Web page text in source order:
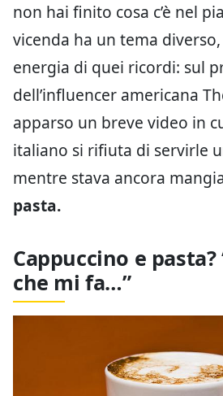
non hai finito cosa c’è nel
vicenda ha un tema
energia di quei ricordi: sul
dell’influencer americana
apparso un breve video in
italiano si rifiuta di servirle
mentre stava ancora
pasta.
Cappuccino e pasta?
che mi fa…”